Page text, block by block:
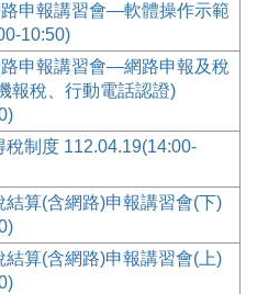
申報講習會—軟體操作示範
10:50)
申報講習會—網路申報及稅
報稅、行動電話認證)
制度 112.04.19(14:00-
算(含網路)申報講習會(下)
算(含網路)申報講習會(上)